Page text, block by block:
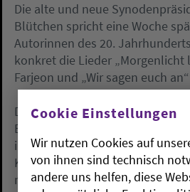
Die alte und neue
Blütchen spricht eine Woche
Autorinnen des 20.
konkret die Lieder „Morgenlicht
Farjeon und „Wir sagen euch
Die Reihe wird am 16. März
Erweckungsbewegung aus dem
interpretiert von
Konkret behandelt Pastor
meine Hände“ von Julie
Cookie Einstellungen
Wir nutzen Cookies auf
von ihnen sind technisch
andere uns helfen, diese